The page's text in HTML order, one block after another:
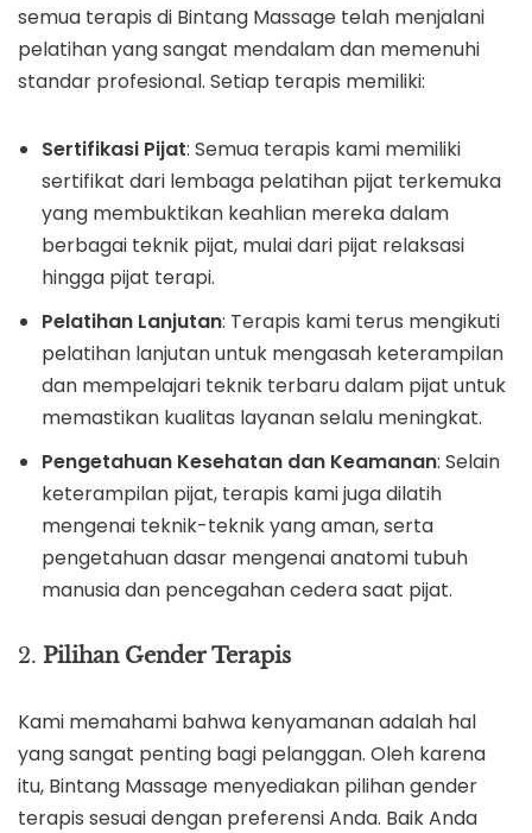
semua terapis di Bintang Massage telah menjalani
pelatihan yang sangat mendalam dan memenuhi
standar profesional. Setiap terapis memiliki:
Sertifikasi Pijat: Semua terapis kami memiliki
sertifikat dari lembaga pelatihan pijat terkemuka
yang membuktikan keahlian mereka dalam
berbagai teknik pijat, mulai dari pijat relaksasi
hingga pijat terapi.
Pelatihan Lanjutan: Terapis kami terus mengikuti
pelatihan lanjutan untuk mengasah keterampilan
dan mempelajari teknik terbaru dalam pijat untuk
memastikan kualitas layanan selalu meningkat.
Pengetahuan Kesehatan dan Keamanan: Selain
keterampilan pijat, terapis kami juga dilatih
mengenai teknik-teknik yang aman, serta
pengetahuan dasar mengenai anatomi tubuh
manusia dan pencegahan cedera saat pijat.
2. Pilihan Gender Terapis
Kami memahami bahwa kenyamanan adalah hal
yang sangat penting bagi pelanggan. Oleh karena
itu, Bintang Massage menyediakan pilihan gender
terapis sesuai dengan preferensi Anda. Baik Anda